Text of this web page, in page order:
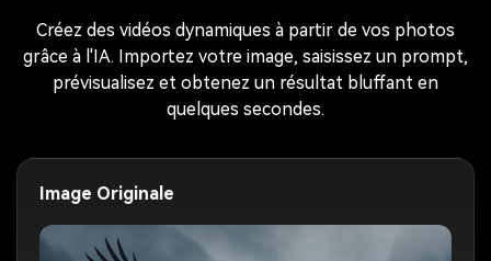
Créez des vidéos dynamiques à partir de vos photos
grâce à l'IA. Importez votre image, saisissez un prompt,
prévisualisez et obtenez un résultat bluffant en
quelques secondes.
Image Originale